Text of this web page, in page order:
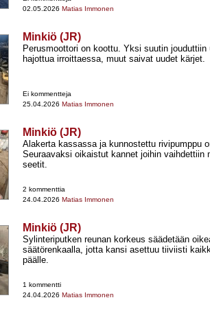
02.05.2026 Matias Immonen
Minkiö (JR)
Perusmoottori on koottu. Yksi suutin jouduttiin
hajottua irroittaessa, muut saivat uudet kärjet.
Ei kommentteja
25.04.2026 Matias Immonen
Minkiö (JR)
Alakerta kassassa ja kunnostettu rivipumppu
Seuraavaksi oikaistut kannet joihin vaihdettiin
seetit.
2 kommenttia
24.04.2026 Matias Immonen
Minkiö (JR)
Sylinteriputken reunan korkeus säädetään
säätörenkaalla, jotta kansi asettuu tiiviisti
päälle.
1 kommentti
24.04.2026 Matias Immonen